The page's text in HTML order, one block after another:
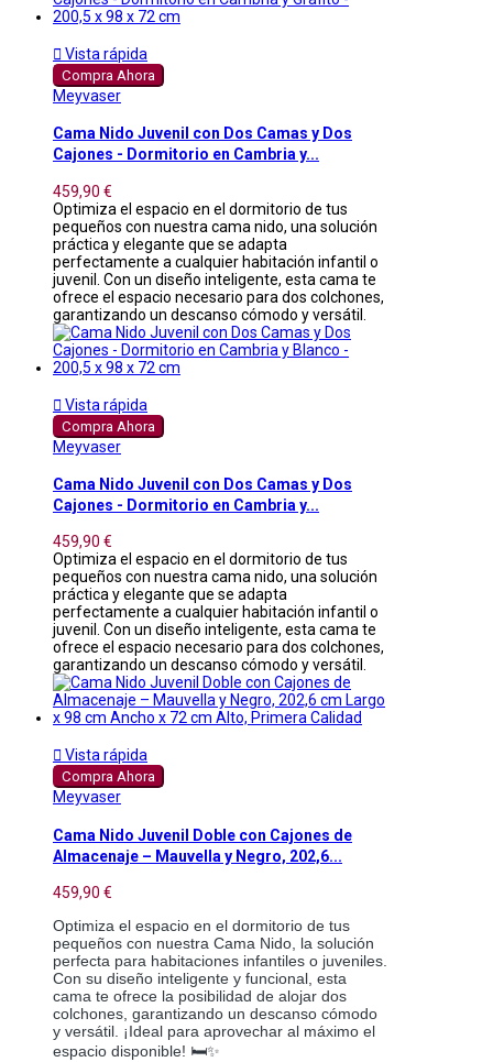
 Vista rápida
Compra Ahora
Meyvaser
Cama Nido Juvenil con Dos Camas y Dos
Cajones - Dormitorio en Cambria y...
459,90 €
Optimiza el espacio en el dormitorio de tus
pequeños con nuestra cama nido, una solución
práctica y elegante que se adapta
perfectamente a cualquier habitación infantil o
juvenil. Con un diseño inteligente, esta cama te
ofrece el espacio necesario para dos colchones,
garantizando un descanso cómodo y versátil.
 Vista rápida
Compra Ahora
Meyvaser
Cama Nido Juvenil con Dos Camas y Dos
Cajones - Dormitorio en Cambria y...
459,90 €
Optimiza el espacio en el dormitorio de tus
pequeños con nuestra cama nido, una solución
práctica y elegante que se adapta
perfectamente a cualquier habitación infantil o
juvenil. Con un diseño inteligente, esta cama te
ofrece el espacio necesario para dos colchones,
garantizando un descanso cómodo y versátil.
 Vista rápida
Compra Ahora
Meyvaser
Cama Nido Juvenil Doble con Cajones de
Almacenaje – Mauvella y Negro, 202,6...
459,90 €
Optimiza el espacio en el dormitorio de tus
pequeños con nuestra Cama Nido, la solución
perfecta para habitaciones infantiles o juveniles.
Con su diseño inteligente y funcional, esta
cama te ofrece la posibilidad de alojar dos
colchones, garantizando un descanso cómodo
y versátil. ¡Ideal para aprovechar al máximo el
espacio disponible! 🛏️✨